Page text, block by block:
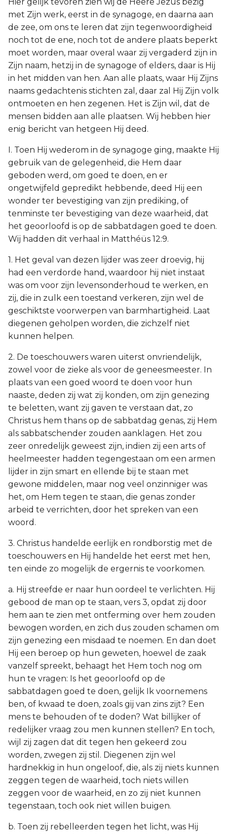
met Zijn werk, eerst in de synagoge, en daarna aan
de zee, om ons te leren dat zijn tegenwoordigheid
noch tot de ene, noch tot de andere plaats beperkt
moet worden, maar overal waar zij vergaderd zijn in
Zijn naam, hetzij in de synagoge of elders, daar is Hij
in het midden van hen. Aan alle plaats, waar Hij Zijns
naams gedachtenis stichten zal, daar zal Hij Zijn volk
ontmoeten en hen zegenen. Het is Zijn wil, dat de
mensen bidden aan alle plaatsen. Wij hebben hier
enig bericht van hetgeen Hij deed.
I. Toen Hij wederom in de synagoge ging, maakte Hij
gebruik van de gelegenheid, die Hem daar
geboden werd, om goed te doen, en er
ongetwijfeld gepredikt hebbende, deed Hij een
wonder ter bevestiging van zijn prediking, of
tenminste ter bevestiging van deze waarheid, dat
het geoorloofd is op de sabbatdagen goed te doen.
Wij hadden dit verhaal in Matthéüs 12:9.
1. Het geval van dezen lijder was zeer droevig, hij
had een verdorde hand, waardoor hij niet instaat
was om voor zijn levensonderhoud te werken, en
zij, die in zulk een toestand verkeren, zijn wel de
geschiktste voorwerpen van barmhartigheid. Laat
diegenen geholpen worden, die zichzelf niet
kunnen helpen.
2. De toeschouwers waren uiterst onvriendelijk,
zowel voor de zieke als voor de geneesmeester. In
plaats van een goed woord te doen voor hun
naaste, deden zij wat zij konden, om zijn genezing
te beletten, want zij gaven te verstaan dat, zo
Christus hem thans op de sabbatdag genas, zij Hem
als sabbatschender zouden aanklagen. Het zou
zeer onredelijk geweest zijn, indien zij een arts of
heelmeester hadden tegengestaan om een armen
lijder in zijn smart en ellende bij te staan met
gewone middelen, maar nog veel onzinniger was
het, om Hem tegen te staan, die genas zonder
arbeid te verrichten, door het spreken van een
woord.
3. Christus handelde eerlijk en rondborstig met de
toeschouwers en Hij handelde het eerst met hen,
ten einde zo mogelijk de ergernis te voorkomen.
a. Hij streefde er naar hun oordeel te verlichten. Hij
gebood de man op te staan, vers 3, opdat zij door
hem aan te zien met ontferming over hem zouden
bewogen worden, en zich dus zouden schamen om
zijn genezing een misdaad te noemen. En dan doet
Hij een beroep op hun geweten, hoewel de zaak
vanzelf spreekt, behaagt het Hem toch nog om
hun te vragen: Is het geoorloofd op de
sabbatdagen goed te doen, gelijk Ik voornemens
ben, of kwaad te doen, zoals gij van zins zijt? Een
mens te behouden of te doden? Wat billijker of
redelijker vraag zou men kunnen stellen? En toch,
wijl zij zagen dat dit tegen hen gekeerd zou
worden, zwegen zij stil. Diegenen zijn wel
hardnekkig in hun ongeloof, die, als zij niets kunnen
zeggen tegen de waarheid, toch niets willen
zeggen voor de waarheid, en zo zij niet kunnen
tegenstaan, toch ook niet willen buigen.
b. Toen zij rebelleerden tegen het licht, was Hij